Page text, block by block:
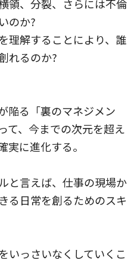
領、分裂、さらには不倫
のか?
理解することにより、誰
れるのか?
陥る「裏のマネジメン
て、今までの次元を超え
実に進化する。
と言えば、仕事の現場か
る日常を創るためのスキ
いっさいなくしていくこ